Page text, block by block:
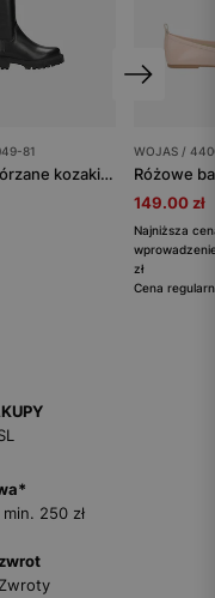
81
Czarne skórzane kozaki damskie do kolan
WOJAS /
149.00 zł
Najniższa
zł
Cena
250 zł